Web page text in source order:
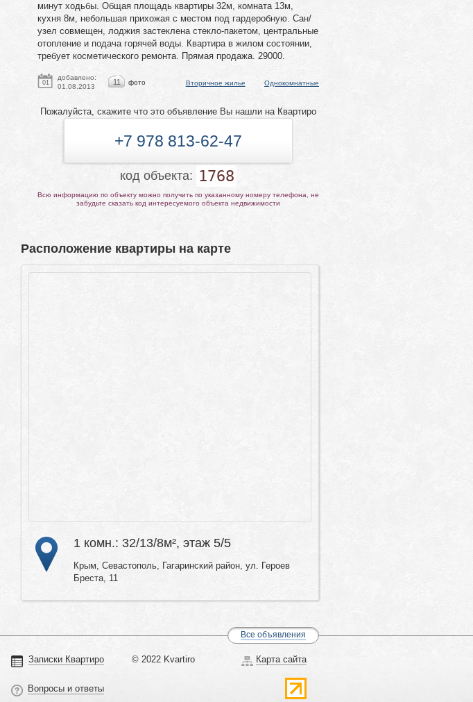
минут ходьбы. Общая площадь квартиры 32м, комната 13м,
кухня 8м, небольшая прихожая с местом под гардеробную. Сан/
узел совмещен, лоджия застеклена стекло-пакетом, центральные
отопление и подача горячей воды. Квартира в жилом состоянии,
требует косметического ремонта. Прямая продажа. 29000.
01
добавлено:
01.08.2013
11 фото Вторичное жилье Однокомнатные
Пожалуйста, скажите что это объявление Вы нашли на Квартиро
+7 978 813-62-47
код объекта: 1768
Всю информацию по объекту можно получить по указанному номеру телефона, не
забудьте сказать код интересуемого объекта недвижимости
Расположение квартиры на карте
1 комн.: 32/13/8м², этаж 5/5
Крым, Севастополь, Гагаринский район, ул. Героев
Бреста, 11
Все объявления
Записки Квартиро
Вопросы и ответы
© 2022 Kvartiro Карта сайта